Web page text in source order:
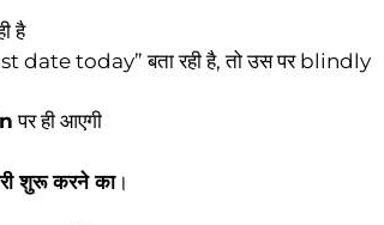
है
date today” बता रही है, तो उस पर blindly
पर ही आएगी
शुरू करने का।